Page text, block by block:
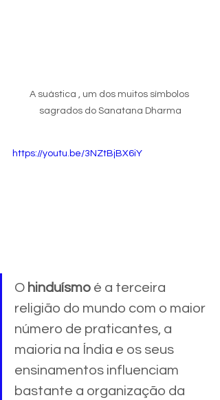
A suástica , um dos muitos símbolos
sagrados do Sanatana Dharma
https://youtu.be/3NZtBjBX6iY
O hinduísmo é a terceira
religião do mundo com o maior
número de praticantes, a
maioria na Índia e os seus
ensinamentos influenciam
bastante a organização da